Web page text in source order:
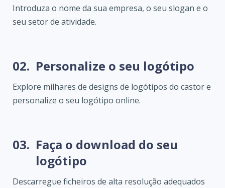
Introduza o nome da sua empresa, o seu slogan e o
seu setor de atividade.
02. Personalize o seu logótipo
Explore milhares de designs de logótipos do castor e
personalize o seu logótipo online.
03. Faça o download do seu
logótipo
Descarregue ficheiros de alta resolução adequados